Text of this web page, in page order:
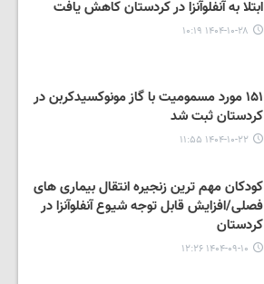
ابتلا به آنفلوآنزا در کردستان کاهش یافت
۱۴۰۴-۱۰-۲۸ ۱۰:۱۹
۱۵۱ مورد مسمومیت با گاز مونوکسیدکربن در
کردستان ثبت شد
۱۴۰۴-۱۰-۲۲ ۱۱:۵۵
کودکان مهم ترین زنجیره انتقال بیماری های
فصلی/افزایش قابل توجه شیوع آنفلوآنزا در
کردستان
۱۴۰۴-۰۹-۱۰ ۱۲:۲۶